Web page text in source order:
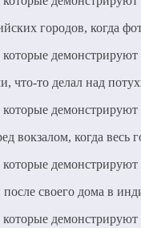
городов, когда
что-то делал над
вокзалом, когда
своего дома в